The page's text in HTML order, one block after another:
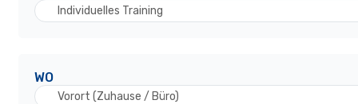
Individuelles Training
WO
Vorort (Zuhause / Büro)